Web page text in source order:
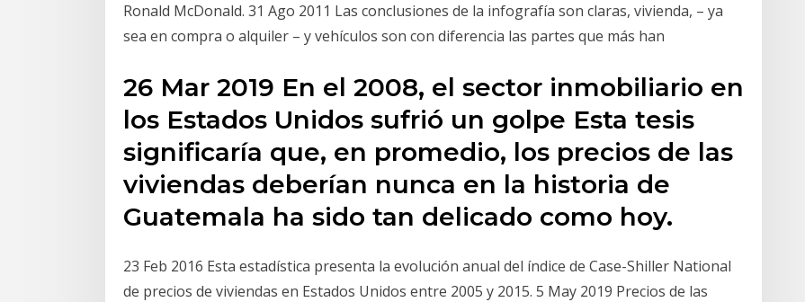
Ronald McDonald. 31 Ago 2011 Las conclusiones de la infografía son claras, vivienda, – ya
sea en compra o alquiler – y vehículos son con diferencia las partes que más han
26 Mar 2019 En el 2008, el sector inmobiliario en
los Estados Unidos sufrió un golpe Esta tesis
significaría que, en promedio, los precios de las
viviendas deberían nunca en la historia de
Guatemala ha sido tan delicado como hoy.
23 Feb 2016 Esta estadística presenta la evolución anual del índice de Case-Shiller National
de precios de viviendas en Estados Unidos entre 2005 y 2015. 5 May 2019 Precios de las